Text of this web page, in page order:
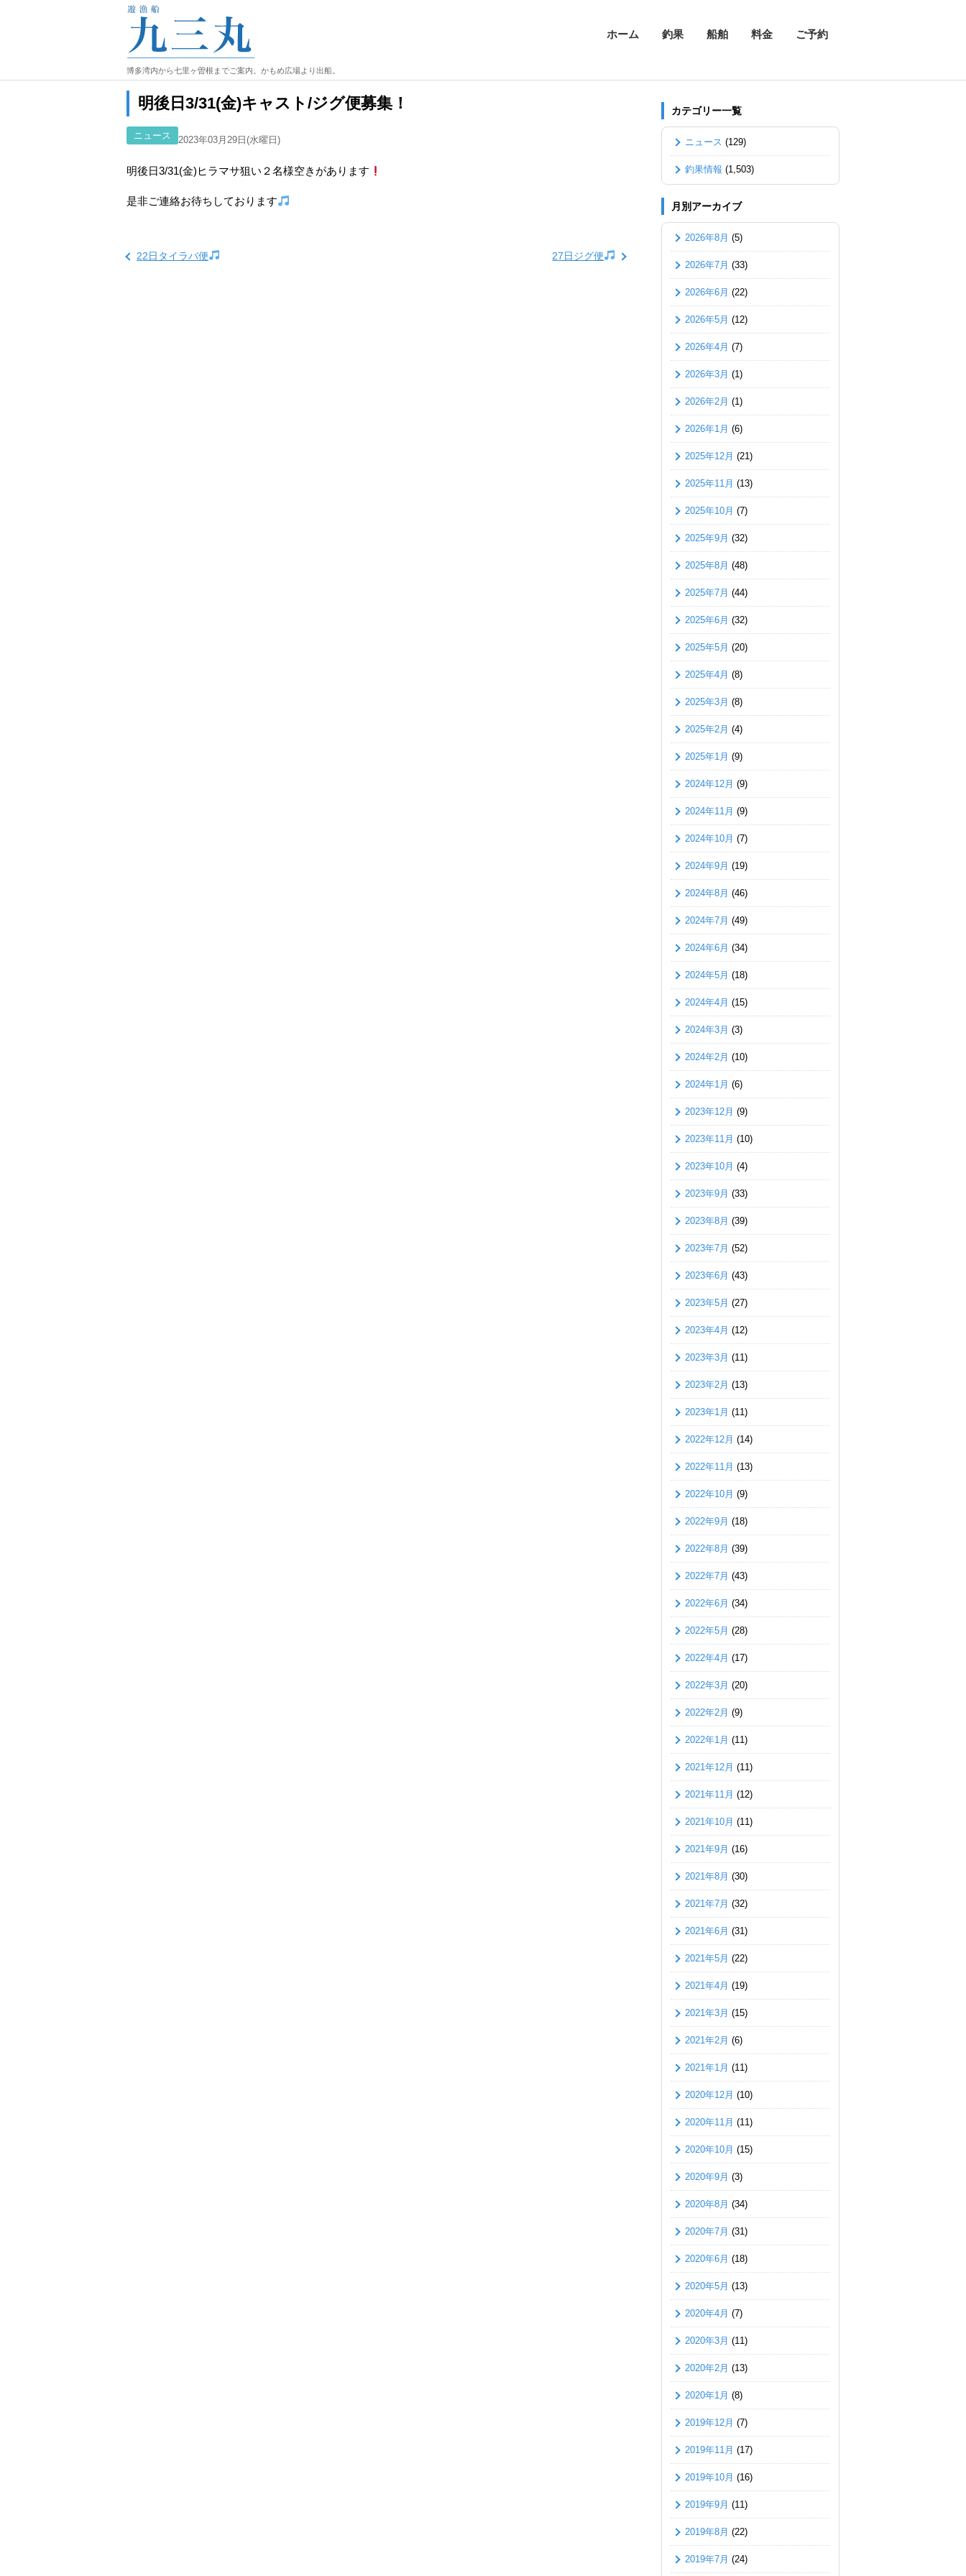
博多湾内から七里ヶ曽根までご案内。かもめ広場より出船。
ホーム 釣果 船舶 料金 ご予約
明後日3/31(金)キャスト/ジグ便募集！
ニュース 2023年03月29日(水曜日)
明後日3/31(金)ヒラマサ狙い２名様空きがあります
是非ご連絡お待ちしております
22日タイラバ便 27日ジグ便
カテゴリー一覧
ニュース (129)
釣果情報 (1,503)
月別アーカイブ
2026年8月 (5)
2026年7月 (33)
2026年6月 (22)
2026年5月 (12)
2026年4月 (7)
2026年3月 (1)
2026年2月 (1)
2026年1月 (6)
2025年12月 (21)
2025年11月 (13)
2025年10月 (7)
2025年9月 (32)
2025年8月 (48)
2025年7月 (44)
2025年6月 (32)
2025年5月 (20)
2025年4月 (8)
2025年3月 (8)
2025年2月 (4)
2025年1月 (9)
2024年12月 (9)
2024年11月 (9)
2024年10月 (7)
2024年9月 (19)
2024年8月 (46)
2024年7月 (49)
2024年6月 (34)
2024年5月 (18)
2024年4月 (15)
2024年3月 (3)
2024年2月 (10)
2024年1月 (6)
2023年12月 (9)
2023年11月 (10)
2023年10月 (4)
2023年9月 (33)
2023年8月 (39)
2023年7月 (52)
2023年6月 (43)
2023年5月 (27)
2023年4月 (12)
2023年3月 (11)
2023年2月 (13)
2023年1月 (11)
2022年12月 (14)
2022年11月 (13)
2022年10月 (9)
2022年9月 (18)
2022年8月 (39)
2022年7月 (43)
2022年6月 (34)
2022年5月 (28)
2022年4月 (17)
2022年3月 (20)
2022年2月 (9)
2022年1月 (11)
2021年12月 (11)
2021年11月 (12)
2021年10月 (11)
2021年9月 (16)
2021年8月 (30)
2021年7月 (32)
2021年6月 (31)
2021年5月 (22)
2021年4月 (19)
2021年3月 (15)
2021年2月 (6)
2021年1月 (11)
2020年12月 (10)
2020年11月 (11)
2020年10月 (15)
2020年9月 (3)
2020年8月 (34)
2020年7月 (31)
2020年6月 (18)
2020年5月 (13)
2020年4月 (7)
2020年3月 (11)
2020年2月 (13)
2020年1月 (8)
2019年12月 (7)
2019年11月 (17)
2019年10月 (16)
2019年9月 (11)
2019年8月 (22)
2019年7月 (24)